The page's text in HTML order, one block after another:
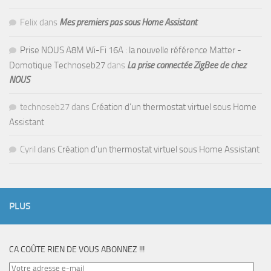
Felix dans Mes premiers pas sous Home Assistant
Prise NOUS A8M Wi-Fi 16A : la nouvelle référence Matter -
Domotique Technoseb27 dans La prise connectée ZigBee de chez
NOUS
technoseb27 dans Création d’un thermostat virtuel sous Home
Assistant
Cyril dans Création d’un thermostat virtuel sous Home Assistant
PLUS
CA COÛTE RIEN DE VOUS ABONNEZ !!!
Votre